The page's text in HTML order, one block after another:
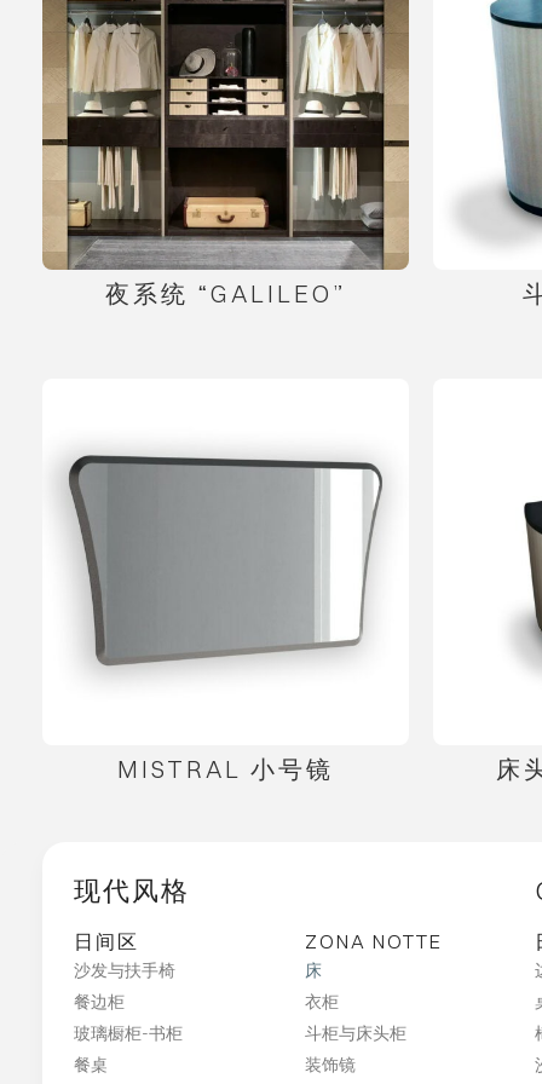
夜系统 “GALILEO”
MISTRAL 小号镜 床
现代风格
日间区
沙发与扶手椅
餐边柜
玻璃橱柜-书柜
餐桌
ZONA NOTTE
床
衣柜
斗柜与床头柜
装饰镜